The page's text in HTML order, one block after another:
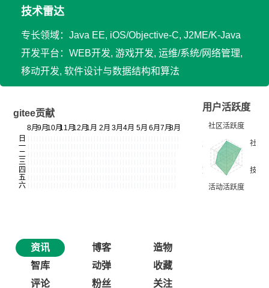
技术雷达
专长领域：Java EE, iOS/Objective-C, J2ME/K-Java
开发平台：WEB开发, 游戏开发, 运维/系统/网络管理,
移动开发, 软件设计与数据结构和算法
gitee贡献
用户活跃度
资讯 博客
造物
智库
动弹
收藏
评论
粉丝 关注